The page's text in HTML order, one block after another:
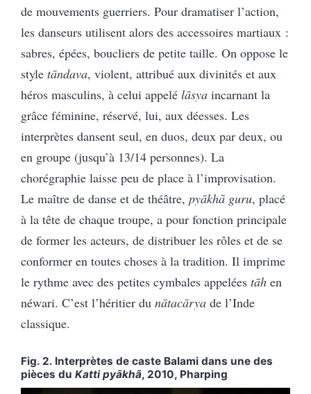
de mouvements guerriers. Pour dramatiser l’action,
les danseurs utilisent alors des accessoires martiaux :
sabres, épées, boucliers de petite taille. On oppose le
style tāndava, violent, attribué aux divinités et aux
héros masculins, à celui appelé lāsya incarnant la
grâce féminine, réservé, lui, aux déesses. Les
interprètes dansent seul, en duos, deux par deux, ou
en groupe (jusqu’à 13/14 personnes). La
chorégraphie laisse peu de place à l’improvisation.
Le maître de danse et de théâtre, pyākhã guru, placé
à la tête de chaque troupe, a pour fonction principale
de former les acteurs, de distribuer les rôles et de se
conformer en toutes choses à la tradition. Il imprime
le rythme avec des petites cymbales appelées tāh en
néwari. C’est l’héritier du nātacārya de l’Inde
classique.
Fig. 2. Interprètes de caste Balami dans une des
pièces du Katti pyākhã, 2010, Pharping